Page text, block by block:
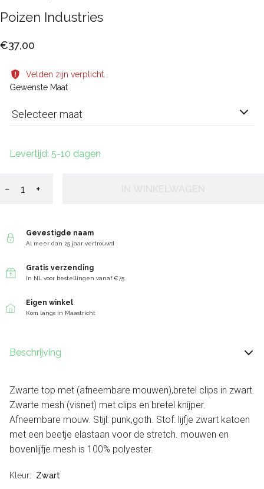
Poizen Industries
€37,00
Velden zijn verplicht.
Gewenste Maat
Selecteer maat
Levertijd: 5-10 dagen
− +
Gevestigde naam
Al meer dan 25 jaar vertrouwd
Gratis verzending
In NL voor bestellingen vanaf €75
Eigen winkel
Kom langs in Maastricht
Beschrijving
Zwarte top met (afneembare mouwen),bretel clips in zwart.
Zwarte mesh (visnet) met clips en bretel knijper.
Afneembare mouw. Stijl: punk,goth. Stof: lijfje zwart katoen
met een beetje elastaan voor de stretch. mouwen en
bovenlijfje mesh is 100% polyester.
Kleur Zwart